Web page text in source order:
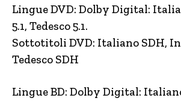
Lingue DVD: Dolby Digital:
5.1, Tedesco 5.1.
Sottotitoli DVD: Italiano SDH,
Tedesco SDH
Lingue BD: Dolby Digital: